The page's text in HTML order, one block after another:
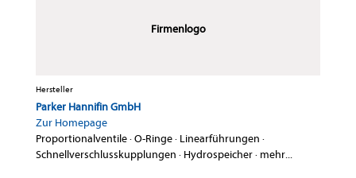
Firmenlogo
Hersteller
Parker Hannifin GmbH
Zur Homepage
Proportionalventile·O-Ringe· Linearführungen ·
Schnellverschlusskupplungen · Hydrospeicher· mehr...